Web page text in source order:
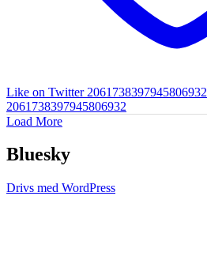
Like on Twitter 2061738397945806932
2061738397945806932
Load More
Bluesky
Drivs med WordPress